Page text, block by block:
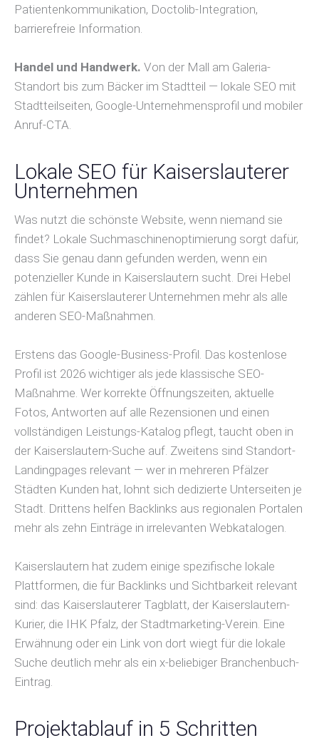
Patientenkommunikation, Doctolib-Integration,
barrierefreie Information.
Handel und Handwerk. Von der Mall am Galeria-
Standort bis zum Bäcker im Stadtteil — lokale SEO mit
Stadtteilseiten, Google-Unternehmensprofil und mobiler
Anruf-CTA.
Lokale SEO für Kaiserslauterer
Unternehmen
Was nutzt die schönste Website, wenn niemand sie
findet? Lokale Suchmaschinenoptimierung sorgt dafür,
dass Sie genau dann gefunden werden, wenn ein
potenzieller Kunde in Kaiserslautern sucht. Drei Hebel
zählen für Kaiserslauterer Unternehmen mehr als alle
anderen SEO-Maßnahmen.
Erstens das Google-Business-Profil. Das kostenlose
Profil ist 2026 wichtiger als jede klassische SEO-
Maßnahme. Wer korrekte Öffnungszeiten, aktuelle
Fotos, Antworten auf alle Rezensionen und einen
vollständigen Leistungs-Katalog pflegt, taucht oben in
der Kaiserslautern-Suche auf. Zweitens sind Standort-
Landingpages relevant — wer in mehreren Pfälzer
Städten Kunden hat, lohnt sich dedizierte Unterseiten je
Stadt. Drittens helfen Backlinks aus regionalen Portalen
mehr als zehn Einträge in irrelevanten Webkatalogen.
Kaiserslautern hat zudem einige spezifische lokale
Plattformen, die für Backlinks und Sichtbarkeit relevant
sind: das Kaiserslauterer Tagblatt, der Kaiserslautern-
Kurier, die IHK Pfalz, der Stadtmarketing-Verein. Eine
Erwähnung oder ein Link von dort wiegt für die lokale
Suche deutlich mehr als ein x-beliebiger Branchenbuch-
Eintrag.
Projektablauf in 5 Schritten